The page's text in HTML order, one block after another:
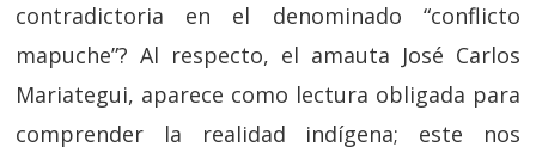
contradictoria en el denominado “conflicto
mapuche”? Al respecto, el amauta José Carlos
Mariategui, aparece como lectura obligada para
comprender la realidad indígena; este nos